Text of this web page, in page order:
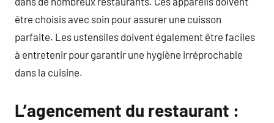
être choisis avec soin pour assurer une cuisson
parfaite. Les ustensiles doivent également être faciles
à entretenir pour garantir une hygiène irréprochable
dans la cuisine.
L’agencement du restaurant :